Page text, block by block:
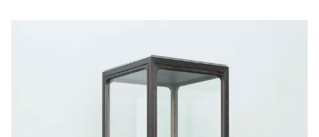
decorative